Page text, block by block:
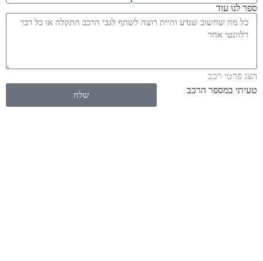
ספר לנו עוד
הצג פרטי רכב
טעיתי במספר הרכב
שלח